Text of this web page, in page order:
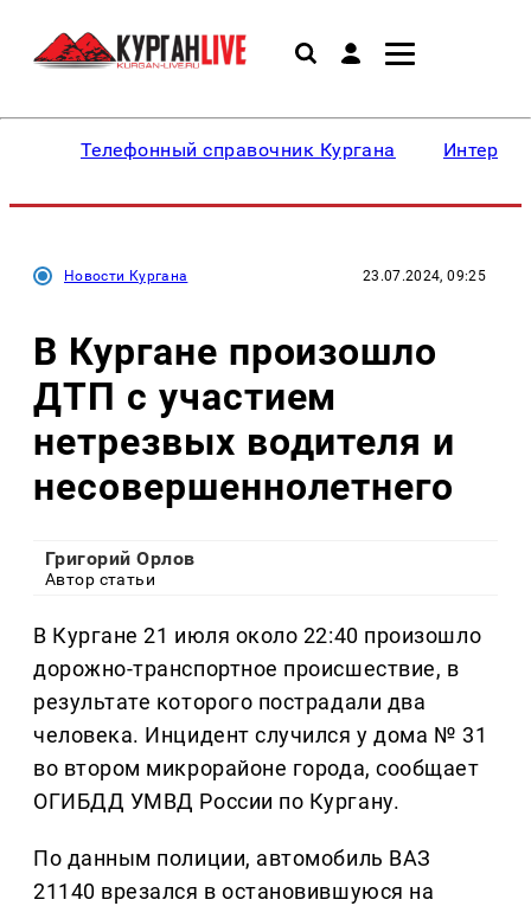
Телефонный справочник Кургана
Новости Кургана 23.07.2024, 09:25
В Кургане произошло
ДТП с участием
нетрезвых водителя и
несовершеннолетнего
Григорий Орлов
Автор статьи
В Кургане 21 июля около 22:40 произошло
дорожно-транспортное происшествие, в
результате которого пострадали два
человека. Инцидент случился у дома № 31
во втором микрорайоне города, сообщает
ОГИБДД УМВД России по Кургану.
По данным полиции, автомобиль ВАЗ
21140 врезался в остановившуюся на